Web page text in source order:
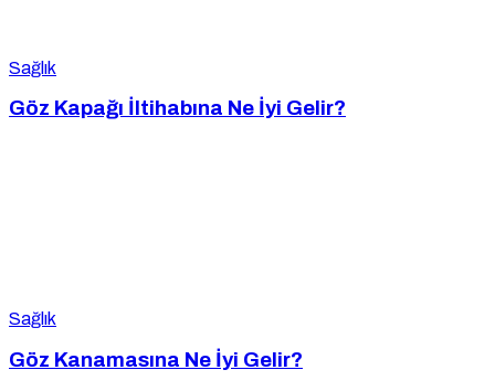
Sağlık
Göz Kapağı İltihabına Ne İyi Gelir?
Sağlık
Göz Kanamasına Ne İyi Gelir?